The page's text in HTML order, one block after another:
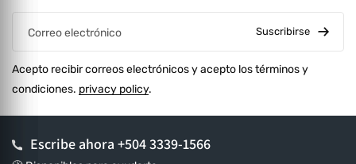
Correo electrónico Suscribirse
Acepto recibir correos electrónicos y acepto los términos y
condiciones. privacy policy.
Escribe ahora +504 3339-1566